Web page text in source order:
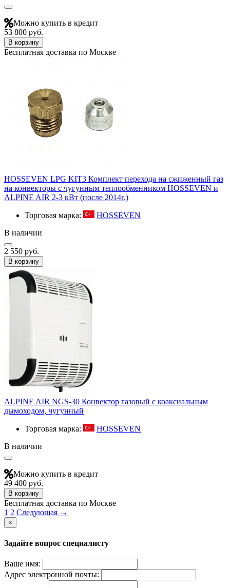
Можно купить в кредит
53 800 руб.
В корзину
Бесплатная доставка по Москве
HOSSEVEN LPG KIT3 Комплект перехода на сжиженный газ
на конвекторы с чугунным теплообменником HOSSEVEN и
ALPINE AIR 2-3 кВт (после 2014г.)
Торговая марка:
HOSSEVEN
В наличии
2 550 руб.
В корзину
ALPINE AIR NGS-30 Конвектор газовый с коаксиальным
дымоходом, чугунный
Торговая марка:
HOSSEVEN
В наличии
Можно купить в кредит
49 400 руб.
В корзину
Бесплатная доставка по Москве
1 2 Следующая →
×
Задайте вопрос специалисту
Ваше имя:
Адрес электронной почты: